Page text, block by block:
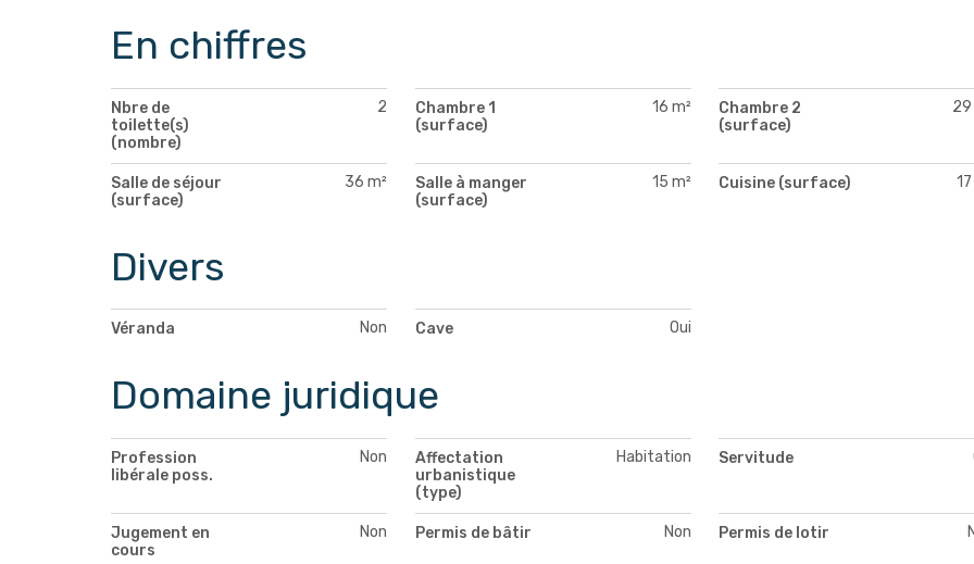
En chiffres
Nbre de
toilette(s)
(nombre)
2
Chambre 1
(surface)
16 m²
Chambre 2
(surface)
29
Salle de séjour
(surface)
36 m²
Salle à manger
(surface)
15 m² Cuisine (surface)
Divers
Véranda Non Cave Oui
Domaine juridique
Profession
libérale poss.
Non
Affectation
urbanistique
(type)
Habitation Servitude
Jugement en
cours
Non Permis de bâtir Non Permis de lotir